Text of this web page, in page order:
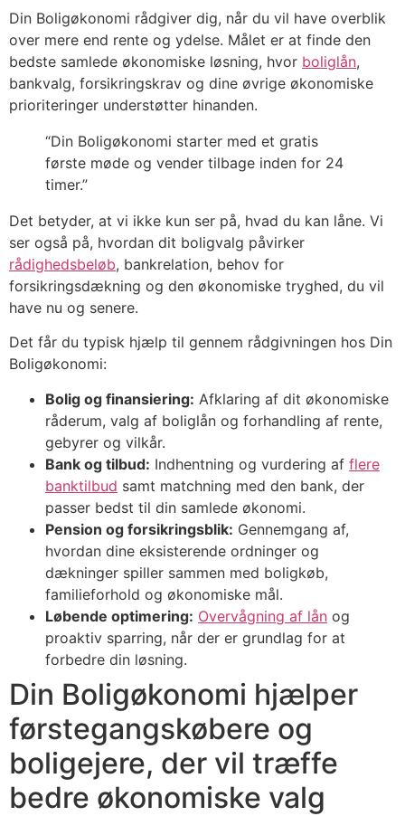
Din Boligøkonomi rådgiver dig, når du vil have overblik
over mere end rente og ydelse. Målet er at finde den
bedste samlede økonomiske løsning, hvor boliglån,
bankvalg, forsikringskrav og dine øvrige økonomiske
prioriteringer understøtter hinanden.
“Din Boligøkonomi starter med et gratis
første møde og vender tilbage inden for 24
timer.”
Det betyder, at vi ikke kun ser på, hvad du kan låne. Vi
ser også på, hvordan dit boligvalg påvirker
rådighedsbeløb, bankrelation, behov for
forsikringsdækning og den økonomiske tryghed, du vil
have nu og senere.
Det får du typisk hjælp til gennem rådgivningen hos Din
Boligøkonomi:
Bolig og finansiering: Afklaring af dit økonomiske
råderum, valg af boliglån og forhandling af rente,
gebyrer og vilkår.
Bank og tilbud: Indhentning og vurdering af flere
banktilbud samt matchning med den bank, der
passer bedst til din samlede økonomi.
Pension og forsikringsblik: Gennemgang af,
hvordan dine eksisterende ordninger og
dækninger spiller sammen med boligkøb,
familieforhold og økonomiske mål.
Løbende optimering: Overvågning af lån og
proaktiv sparring, når der er grundlag for at
forbedre din løsning.
Din Boligøkonomi hjælper
førstegangskøbere og
boligejere, der vil træffe
bedre økonomiske valg